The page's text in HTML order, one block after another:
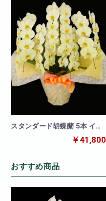
スタンダード胡蝶蘭 5本 イエ
￥41,800
おすすめ商品